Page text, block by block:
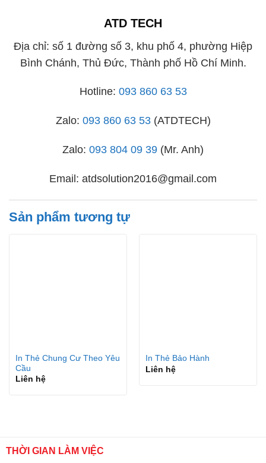
ATD TECH
Địa chỉ: số 1 đường số 3, khu phố 4, phường Hiệp
Bình Chánh, Thủ Đức, Thành phố Hồ Chí Minh.
Hotline: 093 860 63 53
Zalo: 093 860 63 53 (ATDTECH)
Zalo: 093 804 09 39 (Mr. Anh)
Email: atdsolution2016@gmail.com
Sản phẩm tương tự
In Thẻ Chung Cư Theo Yêu
Cầu
Liên hệ
In Thẻ Bảo Hành
Liên hệ
THỜI GIAN LÀM VIỆC